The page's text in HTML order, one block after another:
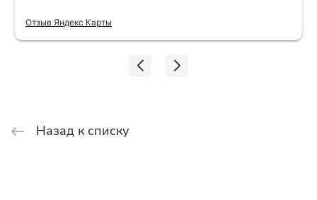
Отзыв Яндекс Карты
Назад к списку